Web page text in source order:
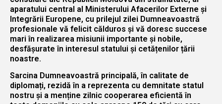
aparatului central al Ministerului Afacerilor Externe și
Integrării Europene, cu prilejul zilei Dumneavoastră
profesionale vă felicit călduros și vă doresc succese
mari în realizarea misiunii importante și nobile,
desfășurate în interesul statului și cetățenilor țării
noastre.
Sarcina Dumneavoastră principală, în calitate de
diplomați, rezidă în a reprezenta cu demnitate statul
nostru și a menține zilnic cooperarea eficientă în